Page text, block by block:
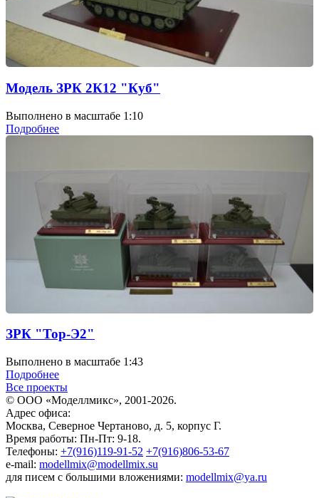
Модель ЗРК 2К12 "Куб"
Выполнено в масштабе 1:10
Подробнее
ЗРК "Тор-Э2"
Выполнено в масштабе 1:43
Подробнее
Все проекты
© ООО «Моделлмикс», 2001-2026.
Адрес офиса:
Москва, Северное Чертаново, д. 5, корпус Г.
Время работы: Пн-Пт: 9-18.
Телефоны: +7(916)119-91-52 +7(916)806-53-67
e-mail: modellmix@modellmix.su
для писем с большими вложениями: modellmix@ya.ru